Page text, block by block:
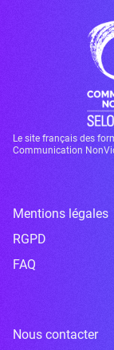
Le site français des
Communication
Mentions légales
RGPD
FAQ
Nous contacter